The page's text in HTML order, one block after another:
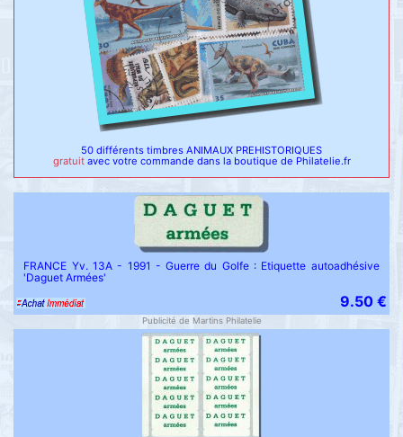
50 différents timbres ANIMAUX PREHISTORIQUES
gratuit avec votre commande dans la boutique de Philatelie.fr
FRANCE Yv. 13A - 1991 - Guerre du Golfe : Etiquette autoadhésive
'Daguet Armées'
9.50 €
Publicité de Martins Philatelie